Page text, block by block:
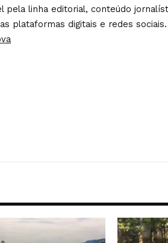
pela linha editorial, conteúdo
plataformas digitais e redes